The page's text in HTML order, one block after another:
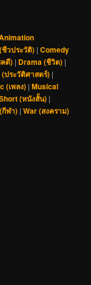
วประวัติ) |Comedy
ดี) | Drama (ชีวิต) |
ประวัติศาสตร์) |
(เพลง) |Musical
(หนังสั้น) |
กีฬา) |War (สงคราม)